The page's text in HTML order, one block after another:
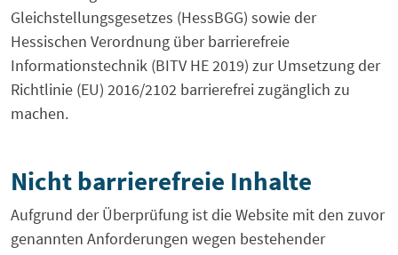
Gleichstellungsgesetzes (HessBGG) sowie der
Hessischen Verordnung über barrierefreie
Informationstechnik (BITV HE 2019) zur Umsetzung der
Richtlinie (EU) 2016/2102 barrierefrei zugänglich zu
machen.
Nicht barrierefreie Inhalte
Aufgrund der Überprüfung ist die Website mit den zuvor
genannten Anforderungen wegen bestehender